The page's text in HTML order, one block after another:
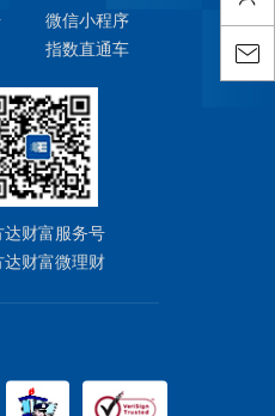
微信小程序
指数直通车
达财富服务号
达财富微理财